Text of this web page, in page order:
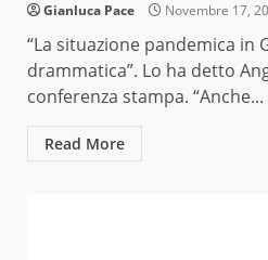
Gianluca Pace Novembre 17,
“La situazione pandemica in
drammatica”. Lo ha detto
conferenza stampa. “Anche...
Read More